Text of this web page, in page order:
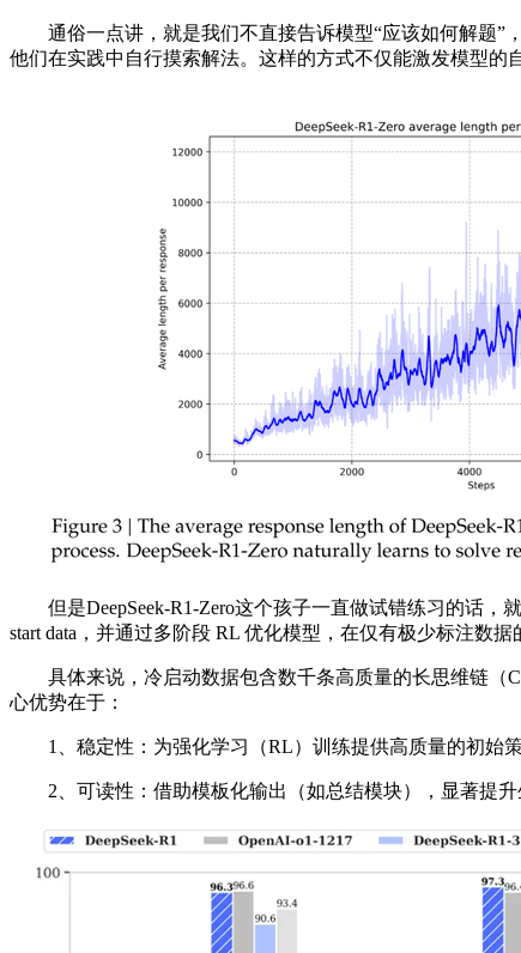
通俗一点讲，就是我们不直接告诉模型“应该如何解题”，
他们在实践中自行摸索解法。这样的方式不仅能激发模型的
但是DeepSeek-R1-Zero这个孩子一直做试错练习的话，
start data，并通过多阶段 RL 优化模型，在仅有极少标注数
具体来说，冷启动数据包含数千条高质量的长思维链（
心优势在于：
1、稳定性：为强化学习（RL）训练提供高质量的初始策
2、可读性：借助模板化输出（如总结模块），显著提升